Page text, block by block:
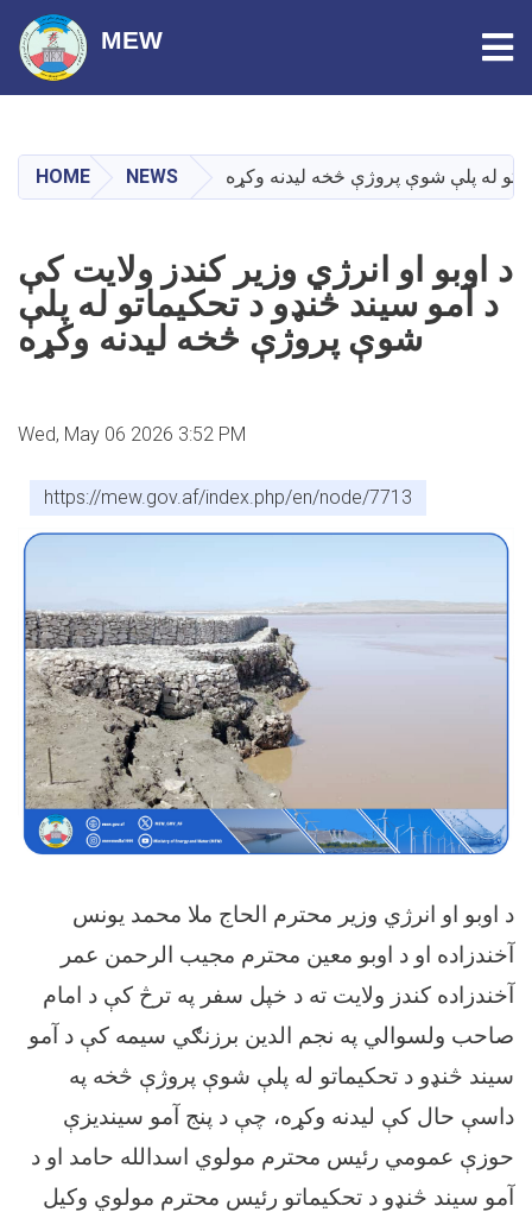
main
content
MEW
HOME NEWS له پلې شوې پروژې څخه لیدنه وکړه
د اوبو او انرژي وزیر کندز ولایت کې
د آمو سیند څنډو د تحکیماتو له پلې
شوې پروژې څخه لیدنه وکړه
Wed, May 06 2026 3:52 PM
https://mew.gov.af/index.php/en/node/7713
د اوبو او انرژي وزیر محترم الحاج ملا محمد یونس
آخندزاده او د اوبو معین محترم مجیب الرحمن عمر
آخندزاده کندز ولایت ته د خپل سفر په ترڅ کې د امام
صاحب ولسوالي په نجم الدین برزنګي سیمه کې د آمو
سیند څنډو د تحکیماتو له پلې شوې پروژې څخه په
داسې حال کې لیدنه وکړه، چې د پنج آمو سیندیزې
حوزې عمومي رئيس محترم مولوي اسدالله حامد او د
آمو سیند څنډو د تحکیماتو رئيس محترم مولوي وکیل